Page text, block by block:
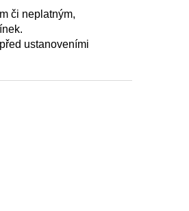
či neplatným,
ustanoveními